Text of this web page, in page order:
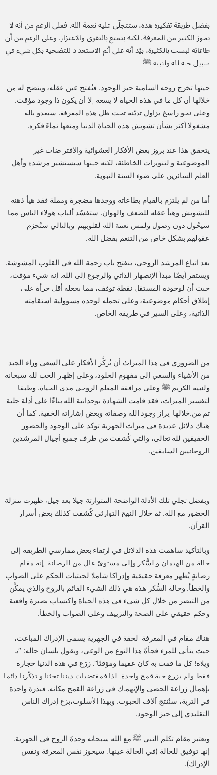
بفضل طريقة تفكيره هذه، ستتجلّى عليه نعمة الله. فعلى الرغم من أنه لا
يحوز الكثير من المعرفة، لكنه يتمتع بالتقوى والاعتزاز. وعلى الرغم من أن
طاعاته ليست بالكثيرة، بيْد أنه على أتم الاستعداد للتضحية بكل شيء في
سبيل حبه لله ولنبيه ﷺ.
حينها تخرج روحه السامية حيز الوجود. فتُفتح عين عقله، ويتضح له من
خلالها أن كل ما في هذه الحياة لا يسعه إلا أن يكون ذا وجود مؤقت.
وعلى نحو راسخ يزاول تديّنه تحت ظل هذه المعرفة. سيغدو باله
مشغولا أكثر بشأن تشويش هذه الحياة الدنيا ومنعها نماءَ فكره.
يتحقق هذا عند بروز بعض الأفكار العشوائية والافتراضات غير
الموضوعية والتنويرات الخاطئة، لكنه حينها سيستشير مرشده وأهل
العلم السائرين على ضوء السنة النبوية.
أما من لم يلتزم بالقيام بطاعاته ووجدها مضجرة ومملة فقد هيأ ذهنه
للتشويش وهيأ عقله للضعف والهوان. ستفسُد ألباب هؤلاء الناس مما
سيحُول دون وصول ولمس نعمة الله لقلوبهم. وبالتالي ستُحرَم
عقولهم بشكل خاص من التنعم بفضل الله.
بعد اتباع المرشد الروحي، ينفتح باب رحمة الله في القلوب المشوشة.
ويستقر أيضًا مبدأ الإنصهار الذاتي والرجوع إلى الله. إنه شيء مؤقت،
حيث أن لوجوده المستقل نقطة توقف، مما يجعله أقل جرأة على
إطلاق أحكام موضوعية، وعلى تحمله لوحده مسؤولية استقامته
الذاتية، وعلى السير في طريقه الخاص.
من الضروري في هذا الميراث أن تُركَّز الأفكار على السعي وراء الجيد
من الأشياء والسعي إلى مفهوم الخلود، وعلى إظهار الحب لله سبحانه
ولنبيه الكريم ﷺ وعلى مرافقة المعلم الروحي مدى الحياة. وطبقا
لتفسير الميراث، فقد قامت الشهادة بوحدانية الله بناءًا على أدلة جلية
تم من.خلالها إبراز وجود الله وصفاته وبعض إشاراته الخفية. كما أن
هناك دلائل عديدة في ميراث الجهرية تؤكد على الوجود والحضور
الحقيقين لله تعالى، والتي كُشفت من طرف جميع أجيال المرشدين
الروحانيين السابقين.
وبفضل تجلي تلك الأدلة الواضحة المتوارثة جيلا بعد جيل، ظهرت منزلة
الحضور مع الله. ثم خلال النهج التوارثي كُشفت كذلك بعض أسرار
القرآن.
وبالتأكيد ساهمت هذه الدلائل في ارتقاء بعض ممارسي الطريقة إلى
حالة من الهيمان والسُّكر وإلى مستوىً عال من الرصانة. إنه مقام
رصانةٍ يُظهر معرفة حقيقية وإدراكا شاملا لحيثيات الحكم على الصواب
والخطأ. وحالة السُّكر هذه هي ذلك الشيء القائم بالروح والذي يمكِّن
من التبصر من خلال كل شيء في هذه الحياة واكتساب بصيرة واقعية
وحكم حقيقي على الصحة والتزييف وعلى الصواب والخطأ.
هناك مقام في المعرفة الحقة في الجهرية يسمى الإدراك المباغث،
حيث يتأتى للمرء فجأةً هذا النوع من الوعي، ويقول بلسان حاله: “يا
ويلاه! كل ما قمت به كان عقيما ومؤقتًا”. زرَع في هذه الدنيا حجارة
فقط ولم يزرع حبة قمح واحدة. لذا فمقتضيات ديننا تحثنا و تذكّرنا دائما
بإهمال زراعة الحصى والإنهماك في زراعة القمح مكانه. فبذرة واحدة
في التربة، ستُنتج آلاف الحبوب. وبهذا الأسلوب،بزغ إدراك الناس
التقليدي إلى حيز الوجود.
ويعتبر مقام تكلم النبي ﷺ مع الله سبحانه وحدةَ الروح في الجهرية.
إنها توفيق للحالة (في الحالة عينها، سيحوز نفس المعرفة ونفس
الإدراك).